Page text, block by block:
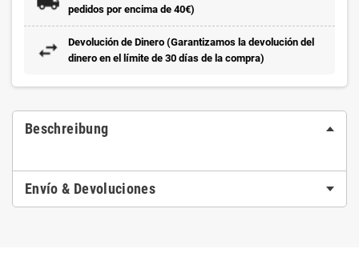
pedidos por encima de 40€)
Devolución de Dinero (Garantizamos la devolución del
dinero en el límite de 30 días de la compra)
Beschreibung
Envío & Devoluciones